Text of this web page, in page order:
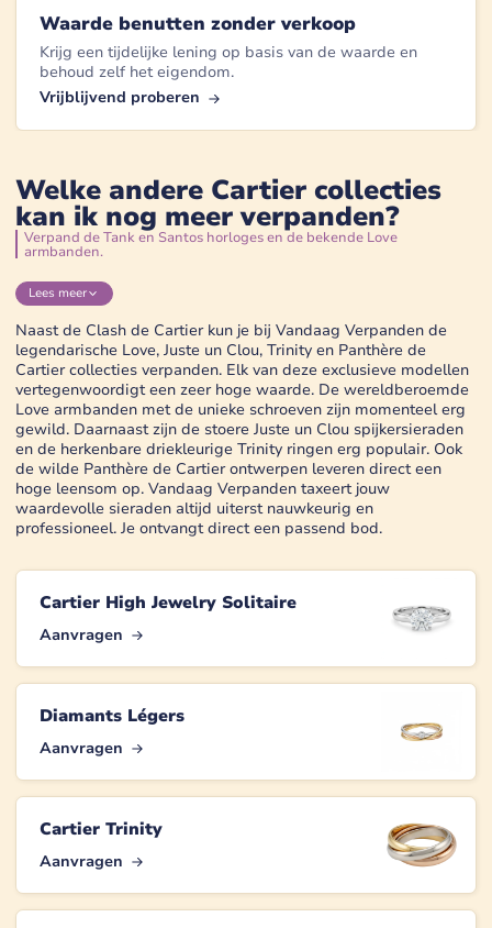
Waarde benutten zonder verkoop
Krijg een tijdelijke lening op basis van de waarde en
behoud zelf het eigendom.
Vrijblijvend proberen
Welke andere Cartier collecties
kan ik nog meer verpanden?
Verpand de Tank en Santos horloges en de bekende Love
armbanden.
Lees meer
Naast de Clash de Cartier kun je bij Vandaag Verpanden de
legendarische Love, Juste un Clou, Trinity en Panthère de
Cartier collecties verpanden. Elk van deze exclusieve modellen
vertegenwoordigt een zeer hoge waarde. De wereldberoemde
Love armbanden met de unieke schroeven zijn momenteel erg
gewild. Daarnaast zijn de stoere Juste un Clou spijkersieraden
en de herkenbare driekleurige Trinity ringen erg populair. Ook
de wilde Panthère de Cartier ontwerpen leveren direct een
hoge leensom op. Vandaag Verpanden taxeert jouw
waardevolle sieraden altijd uiterst nauwkeurig en
professioneel. Je ontvangt direct een passend bod.
Cartier High Jewelry Solitaire
Aanvragen
Diamants Légers
Aanvragen
Cartier Trinity
Aanvragen